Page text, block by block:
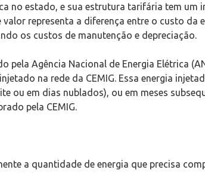
no estado, e sua estrutura tarifária tem
valor representa a diferença entre o custo da
os custos de manutenção e depreciação.
pela Agência Nacional de Energia Elétrica
na rede da CEMIG. Essa energia
em dias nublados), ou em meses
pela CEMIG.
a quantidade de energia que precisa